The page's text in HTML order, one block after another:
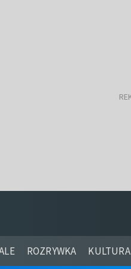
ROZRYWKA KULTURA